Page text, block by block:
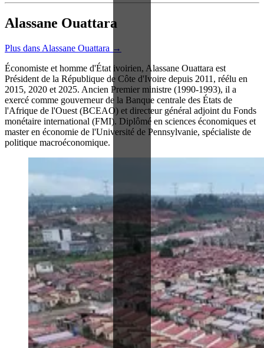
Alassane Ouattara
Plus dans Alassane Ouattara →
Économiste et homme d'État ivoirien, Alassane Ouattara est
Président de la République de Côte d'Ivoire depuis 2011, réélu en
2015, 2020 et 2025. Ancien Premier ministre (1990-1993), il a
exercé comme gouverneur de la Banque centrale des États de
l'Afrique de l'Ouest (BCEAO) et directeur général adjoint du Fonds
monétaire international (FMI). Diplômé en sciences économiques et
master en économie de l'Université de Pennsylvanie, spécialiste de
politique macroéconomique.